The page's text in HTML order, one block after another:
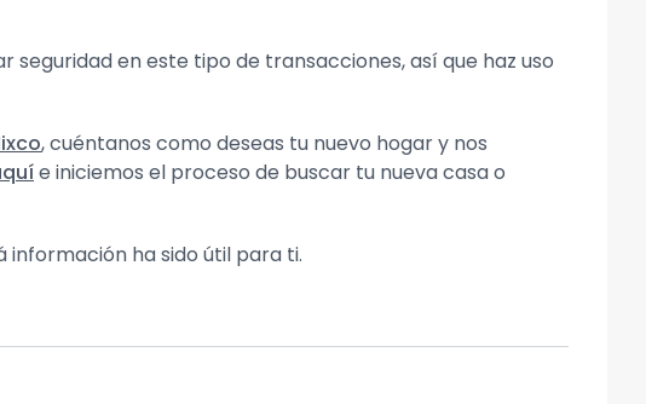
en este tipo de transacciones, así que haz uso
, cuéntanos como deseas tu nuevo hogar y nos
e iniciemos el proceso de buscar tu nueva casa o
ha sido útil para ti.